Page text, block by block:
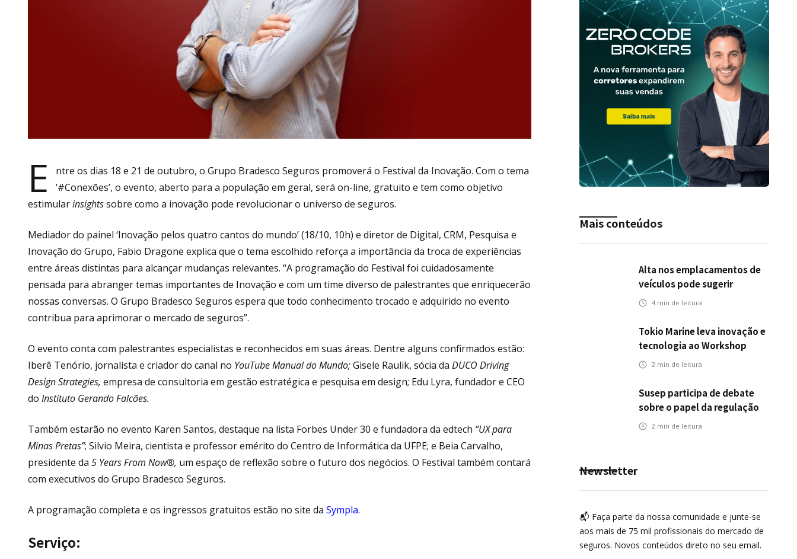
E
ntre os dias 18 e 21 de outubro, o Grupo Bradesco Seguros promoverá o Festival da Inovação. Com o tema
‘#Conexões’, o evento, aberto para a população em geral, será on-line, gratuito e tem como objetivo
estimularinsightssobre como a inovação pode revolucionar o universo de seguros.
Mediador do painel ‘Inovação pelos quatro cantos do mundo’ (18/10, 10h) e diretor de Digital, CRM, Pesquisa e
Inovação do Grupo, Fabio Dragone explica que o tema escolhido reforça a importância da troca de experiências
entre áreas distintas para alcançar mudanças relevantes. “A programação do Festival foi cuidadosamente
pensada para abranger temas importantes de Inovação e com um time diverso de palestrantes que enriquecerão
nossas conversas. O Grupo Bradesco Seguros espera que todo conhecimento trocado e adquirido no evento
contribua para aprimorar o mercado de seguros”.
O evento conta com palestrantes especialistas e reconhecidos em suas áreas. Dentre alguns confirmados estão:
Iberê Tenório, jornalista e criador do canal no YouTube Manual do Mundo;Gisele Raulik, sócia da DUCO Driving
Design Strategies, empresa de consultoria em gestão estratégica e pesquisa em design; Edu Lyra, fundador e CEO
do Instituto Gerando Falcões.
Também estarão no evento Karen Santos, destaque na lista Forbes Under 30 e fundadora da edtech “UX para
Minas Pretas”; Silvio Meira, cientista e professor emérito do Centro de Informática da UFPE; e Beia Carvalho,
presidente da 5 Years From Now®, um espaço de reflexão sobre o futuro dos negócios. O Festival também contará
com executivos do Grupo Bradesco Seguros.
A programação completa e os ingressos gratuitos estão no site da Sympla.
Serviço:
Mais conteúdos
Alta nos emplacamentos de
veículos pode sugerir
oportunidades para o seguro
4 min de leitura
Tokio Marine leva inovação e
tecnologia ao Workshop
Integrativo da Poli-USP
2 min de leitura
Susep participa de debate
sobre o papel da regulação
na transição climática
2 min de leitura
Newsletter
📬 Faça parte da nossa comunidade e junte-se
aos mais de 75 mil profissionais do mercado de
seguros. Novos conteúdos direto no seu email.